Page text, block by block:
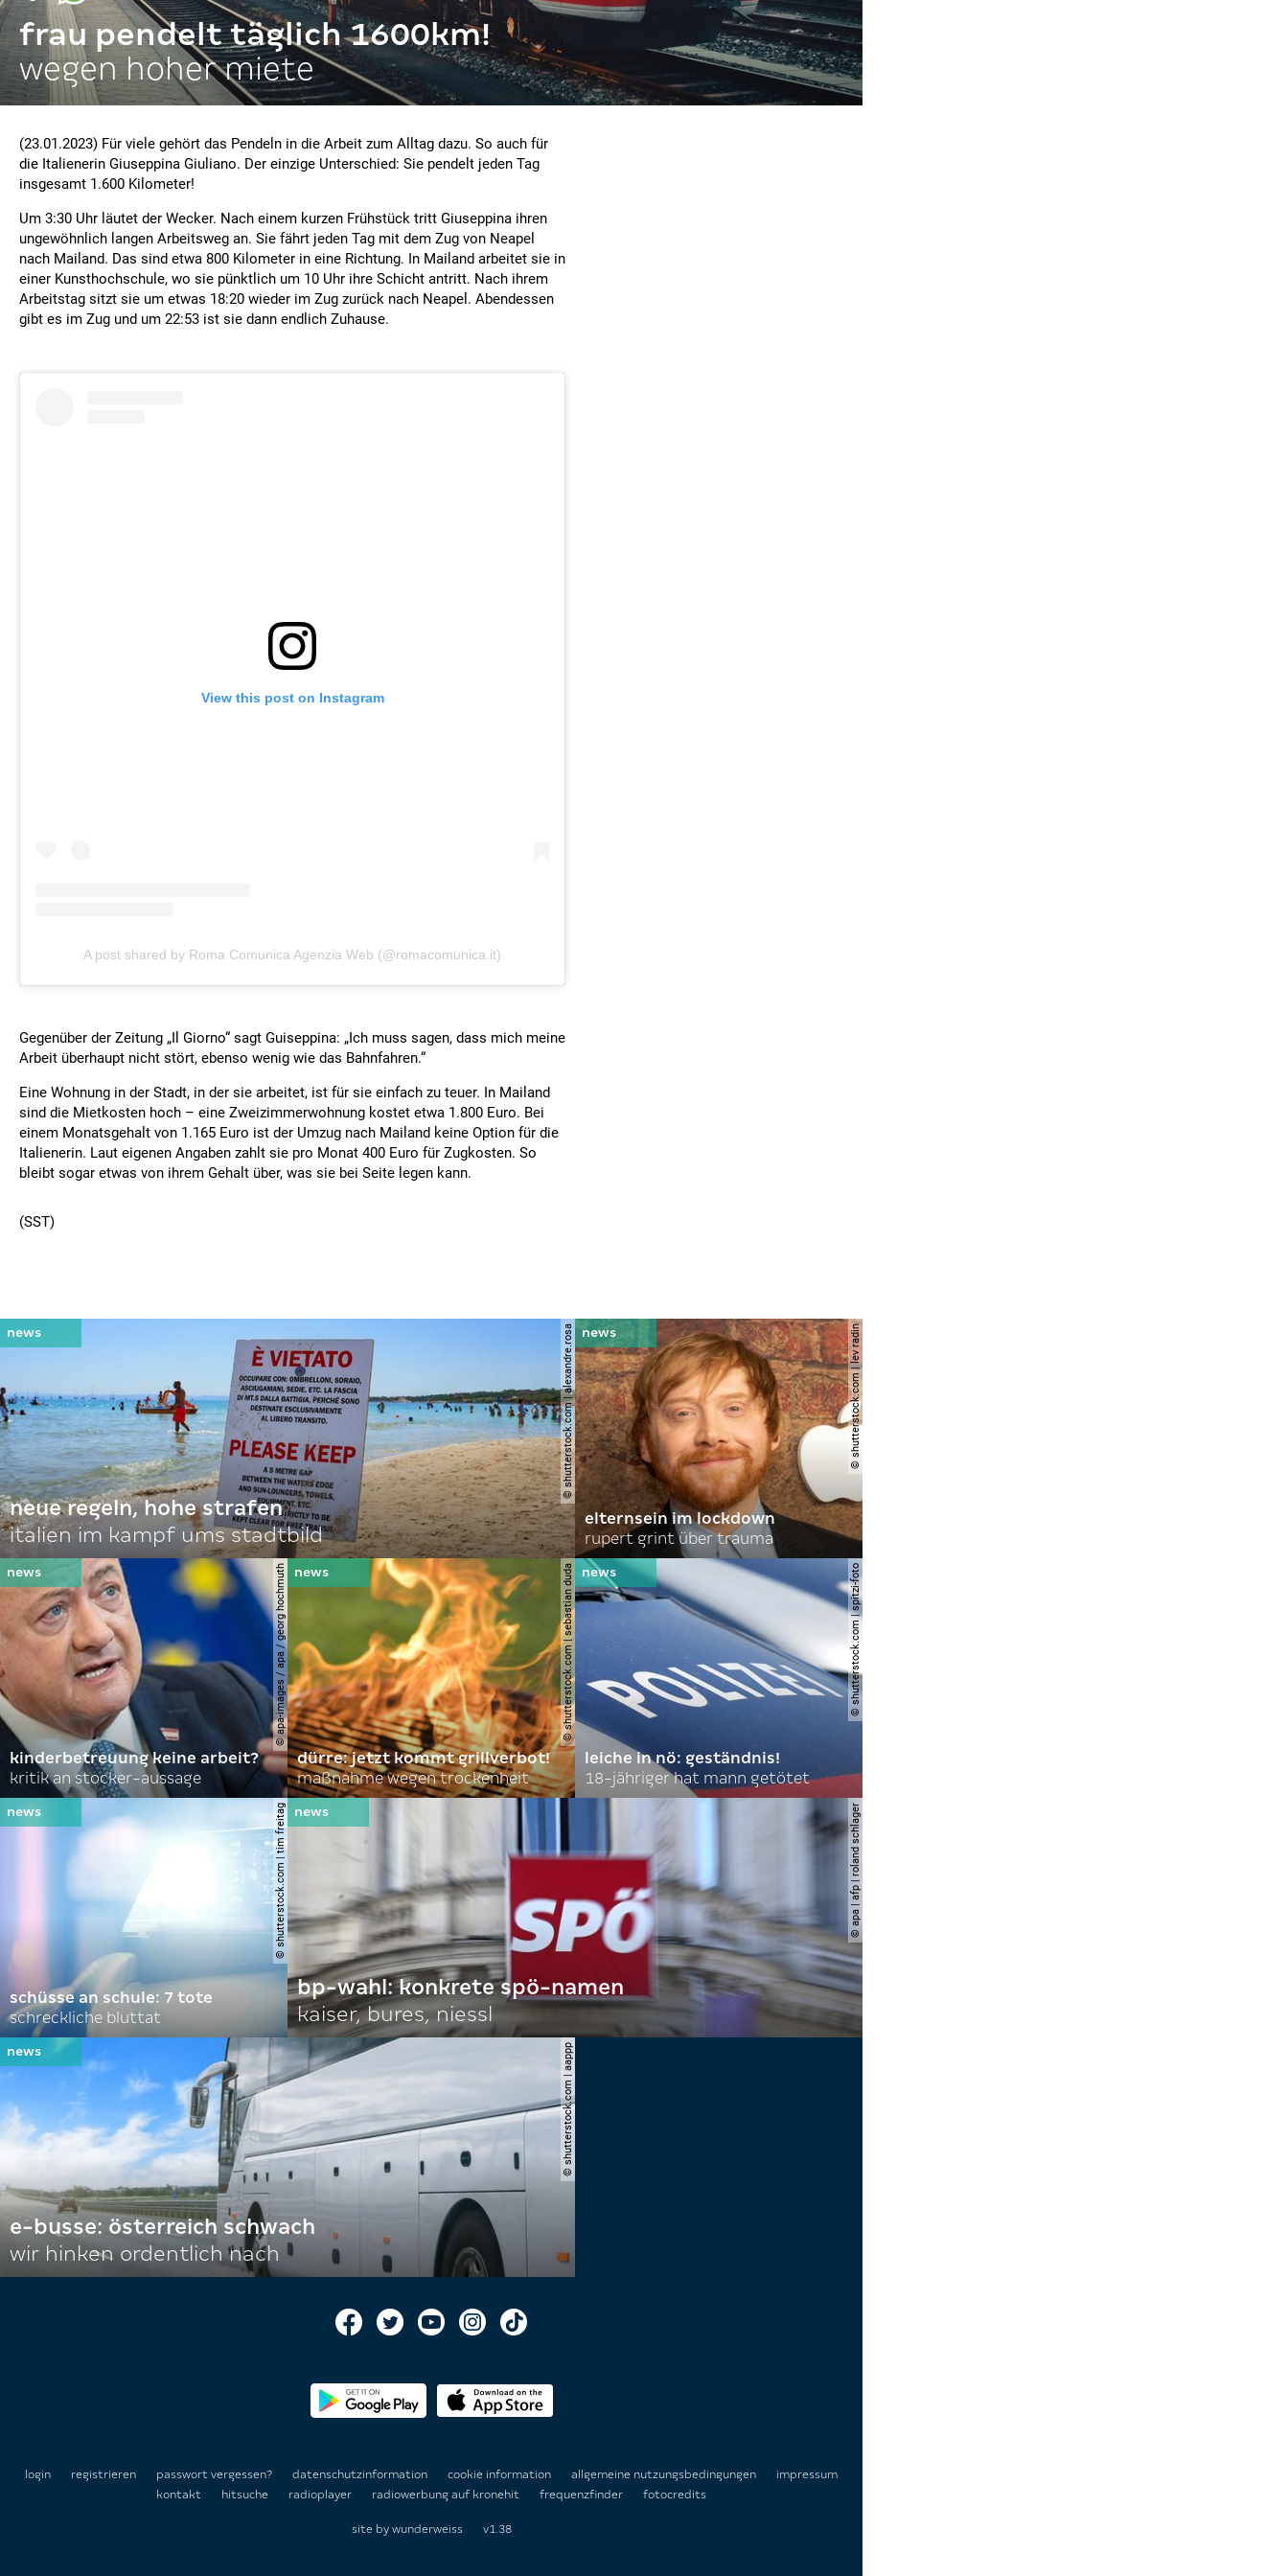
frau pendelt täglich 1600km!
wegen hoher miete
(23.01.2023) Für viele gehört das Pendeln in die Arbeit zum Alltag dazu. So auch für
die Italienerin Giuseppina Giuliano. Der einzige Unterschied: Sie pendelt jeden Tag
insgesamt 1.600 Kilometer!
Um 3:30 Uhr läutet der Wecker. Nach einem kurzen Frühstück tritt Giuseppina ihren
ungewöhnlich langen Arbeitsweg an. Sie fährt jeden Tag mit dem Zug von Neapel
nach Mailand. Das sind etwa 800 Kilometer in eine Richtung. In Mailand arbeitet sie in
einer Kunsthochschule, wo sie pünktlich um 10 Uhr ihre Schicht antritt. Nach ihrem
Arbeitstag sitzt sie um etwas 18:20 wieder im Zug zurück nach Neapel. Abendessen
gibt es im Zug und um 22:53 ist sie dann endlich Zuhause.
View this post on Instagram
A post shared by Roma Comunica Agenzia Web (@romacomunica.it)
Gegenüber der Zeitung „Il Giorno“ sagt Guiseppina: „Ich muss sagen, dass mich meine
Arbeit überhaupt nicht stört, ebenso wenig wie das Bahnfahren.“
Eine Wohnung in der Stadt, in der sie arbeitet, ist für sie einfach zu teuer. In Mailand
sind die Mietkosten hoch – eine Zweizimmerwohnung kostet etwa 1.800 Euro. Bei
einem Monatsgehalt von 1.165 Euro ist der Umzug nach Mailand keine Option für die
Italienerin. Laut eigenen Angaben zahlt sie pro Monat 400 Euro für Zugkosten. So
bleibt sogar etwas von ihrem Gehalt über, was sie bei Seite legen kann.
(SST)
© shutterstock.com | alexandre.rosa
neue regeln, hohe strafen
italien im kampf ums stadtbild
© shutterstock.com | lev radin
elternsein im lockdown
rupert grint über trauma
© apa-images / apa / georg hochmuth
kinderbetreuung keine arbeit?
kritik an stocker-aussage
© shutterstock.com | sebastian duda
dürre: jetzt kommt grillverbot!
maßnahme wegen trockenheit
© shutterstock.com | spitzi-foto
leiche in nö: geständnis!
18-jähriger hat mann getötet
© shutterstock.com | tim freitag
schüsse an schule: 7 tote
schreckliche bluttat
© apa | afp | roland schlager
bp-wahl: konkrete spö-namen
kaiser, bures, niessl
© shutterstock.com | aappp
e-busse: österreich schwach
wir hinken ordentlich nach
login registrieren passwort vergessen? datenschutzinformation cookie information allgemeine nutzungsbedingungen
impressum
kontakt
hitsuche radioplayer radiowerbung auf kronehit frequenzfinder fotocredits
site by wunderweiss v1.38